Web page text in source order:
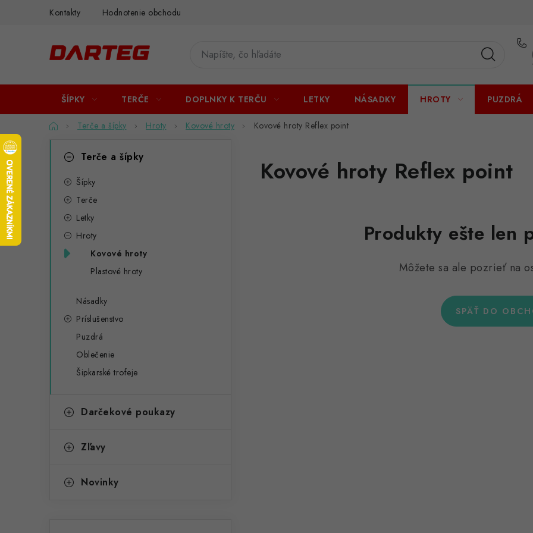
Kontakty Hodnotenie obchodu
ŠÍPKY TERČE DOPLNKY K TERČU LETKY NÁSADKY HROTY PUZDRÁ
DomovTerče a šípky Hroty Kovové hroty Kovové hroty Reflex point
kategórieTerče a šípky
Šípky
Terče
Letky
Hroty
Kovové hroty
Plastové hroty
Násadky
Príslušenstvo
Puzdrá
Oblečenie
Šipkarské trofeje
Darčekové poukazy
Zľavy
Novinky
Kovové hroty Reflex point
Produkty ešte len
Môžete sa ale pozrieť na
SPÄŤ DO